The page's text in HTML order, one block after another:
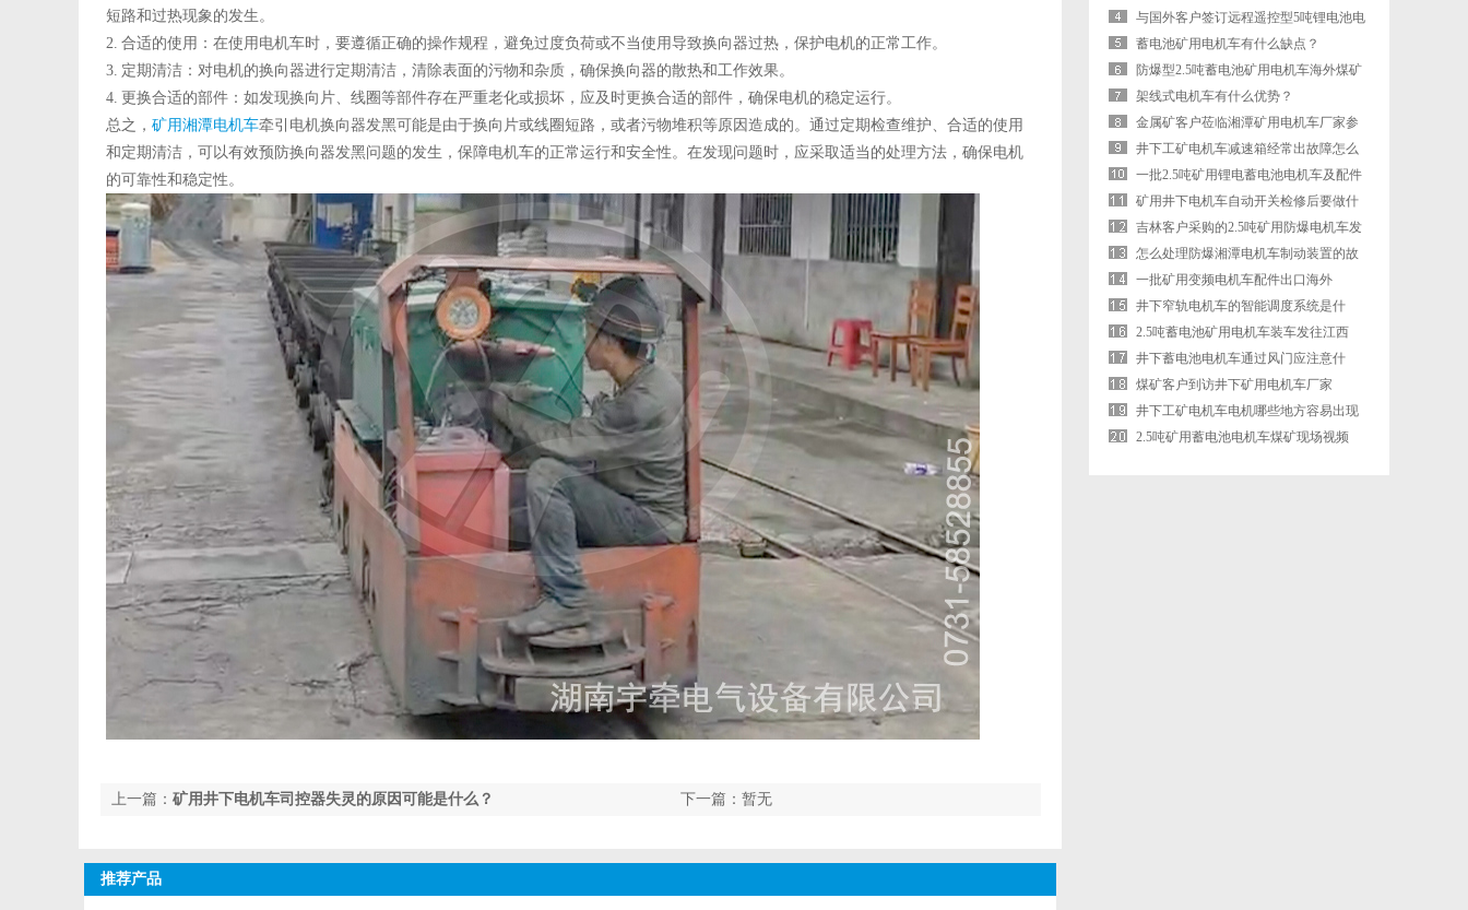
短路和过热现象的发生。
2. 合适的使用：在使用电机车时，要遵循正确的操作规程，避免过度负荷或不当使用导致换向器过热，保护电机的正常工作。
3. 定期清洁：对电机的换向器进行定期清洁，清除表面的污物和杂质，确保换向器的散热和工作效果。
4. 更换合适的部件：如发现换向片、线圈等部件存在严重老化或损坏，应及时更换合适的部件，确保电机的稳定运行。
总之， 矿用湘潭电机车牵引电机换向器发黑可能是由于换向片或线圈短路，或者污物堆积等原因造成的。通过定期检查维护、合适的使用
和定期清洁，可以有效预防换向器发黑问题的发生，保障电机车的正常运行和安全性。在发现问题时，应采取适当的处理方法，确保电机
的可靠性和稳定性。
下一篇：暂无
上一篇： 矿用井下电机车司控器失灵的原因可能是什么？
推荐产品
是什么？
与国外客户签订远程遥控型5吨锂电池电
机车订单
蓄电池矿用电机车有什么缺点？
防爆型2.5吨蓄电池矿用电机车海外煤矿
运行视频
架线式电机车有什么优势？
金属矿客户莅临湘潭矿用电机车厂家参
观考察
井下工矿电机车减速箱经常出故障怎么
办？
一批2.5吨矿用锂电蓄电池电机车及配件
发往国外
矿用井下电机车自动开关检修后要做什
么校验？
吉林客户采购的2.5吨矿用防爆电机车发
货
怎么处理防爆湘潭电机车制动装置的故
障？
一批矿用变频电机车配件出口海外
井下窄轨电机车的智能调度系统是什
么？
2.5吨蓄电池矿用电机车装车发往江西
井下蓄电池电机车通过风门应注意什
么？
煤矿客户到访井下矿用电机车厂家
井下工矿电机车电机哪些地方容易出现
问题？
2.5吨矿用蓄电池电机车煤矿现场视频